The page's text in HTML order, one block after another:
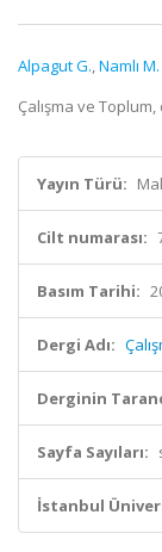
Alpagut G.,Namlı M.
Çalışma ve Toplum,
Yayın Türü:
Cilt numarası:
Basım Tarihi:
Dergi Adı:
Derginin
Sayfa Sayıları:
İstanbul